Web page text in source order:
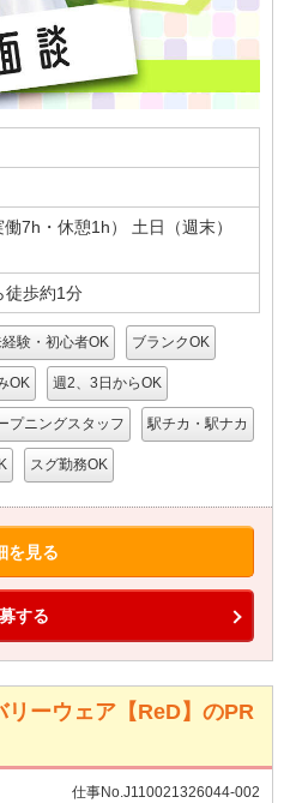
7h・休憩1h） 土日（週末）
徒歩約1分
験・初心者OK ブランクOK
OK 週2、3日からOK
プニングスタッフ 駅チカ・駅ナカ
スグ勤務OK
を見る
する
ーウェア【ReD】のPR
仕事No.J110021326044-002